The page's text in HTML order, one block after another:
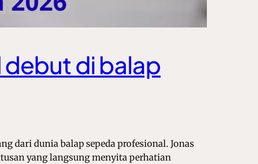
debut di balap
dari dunia balap sepeda profesional. Jonas
yang langsung menyita perhatian